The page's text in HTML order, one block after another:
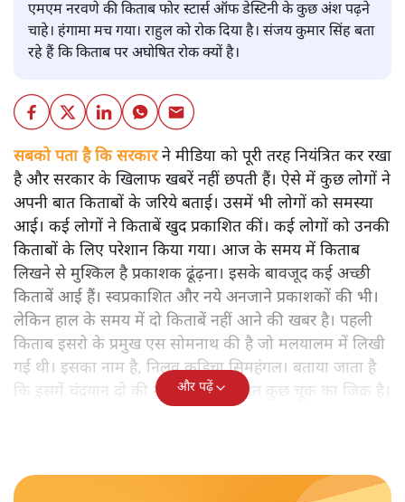
एमएम नरवणे की किताब फोर स्टार्स ऑफ डेस्टिनी के कुछ अंश पढ़ने
चाहे। हंगामा मच गया। राहुल को रोक दिया है। संजय कुमार सिंह बता
रहे हैं कि किताब पर अघोषित रोक क्यों है।
सबको पता है कि सरकारने मीडिया को पूरी तरह नियंत्रित कर रखा
है और सरकार के खिलाफ खबरें नहीं छपती हैं। ऐसे में कुछ लोगों ने
अपनी बात किताबों के जरिये बताई। उसमें भी लोगों को समस्या
आई। कई लोगों ने किताबें खुद प्रकाशित कीं। कई लोगों को उनकी
किताबों के लिए परेशान किया गया। आज के समय में किताब
लिखने से मुश्किल है प्रकाशक ढूंढ़ना। इसके बावजूद कई अच्छी
किताबें आई हैं। स्वप्रकाशित और नये अनजाने प्रकाशकों की भी।
लेकिन हाल के समय में दो किताबें नहीं आने की खबर है। पहली
किताब इसरो के प्रमुख एस सोमनाथ की है जो मलयालम में लिखी
गई थी। इसका नाम है, निलवु कुडिचा सिमहंगल। बताया जाता है
कि इसमें चंद्रयान दो की नाकामी से संबंधित कुछ चूक का जिक्र है।
और पढ़ें